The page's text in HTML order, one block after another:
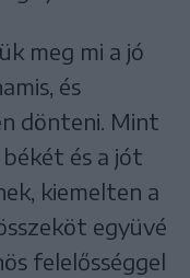
meg mi a jó
és
dönteni. Mint
és a jót
kiemelten a
együvé
felelősséggel